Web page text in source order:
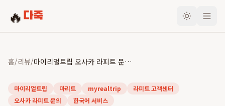
🔥 다죽
홈/리뷰/ 마이리얼트립 오사카 라피트 문의: 낯선 일본 여행, 든든한 한국어 고객센터가 답이다
마이리얼트립 마리트 myrealtrip
라피트 고객센터
오사카 라피트 문의
한국어 서비스